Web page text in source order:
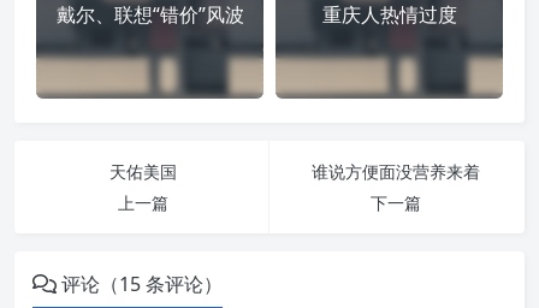
戴尔、联想“错价”风波 重庆人热情过度
天佑美国
上一篇
谁说方便面没营养来着
下一篇
评论（15 条评论）